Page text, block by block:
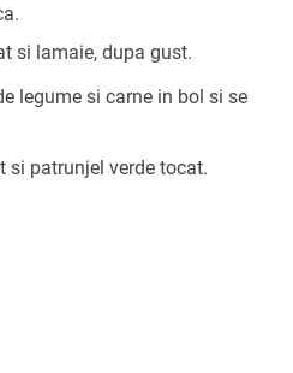
si lamaie, dupa gust.
legume si carne in bol si se
si patrunjel verde tocat.